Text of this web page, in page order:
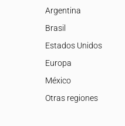
Argentina
Brasil
Estados Unidos
Europa
México
Otras regiones